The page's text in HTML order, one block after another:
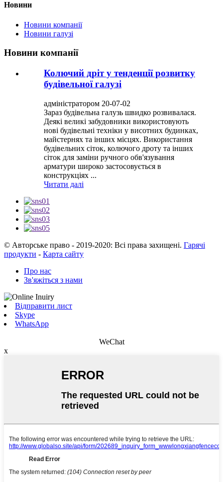
Новини
Новини компанії
Новини галузі
Новини компанії
Колючий дріт у тенденції розвитку
будівельної галузі
адміністратором 20-07-02
Зараз будівельна галузь швидко розвивалася.
Деякі великі забудовники використовують
нові будівельні техніки у висотних будинках,
майстернях та інших місцях. Використання
будівельних сіток, колючого дроту та інших
сіток для заміни ручного обв'язування
арматури широко застосовується в
конструкціях ...
Читати далі
© Авторське право - 2019-2020: Всі права захищені. Гарячі
продукти - Карта сайту
Про нас
Зв'яжіться з нами
Відправити лист
Skype
WhatsApp
WeChat
x